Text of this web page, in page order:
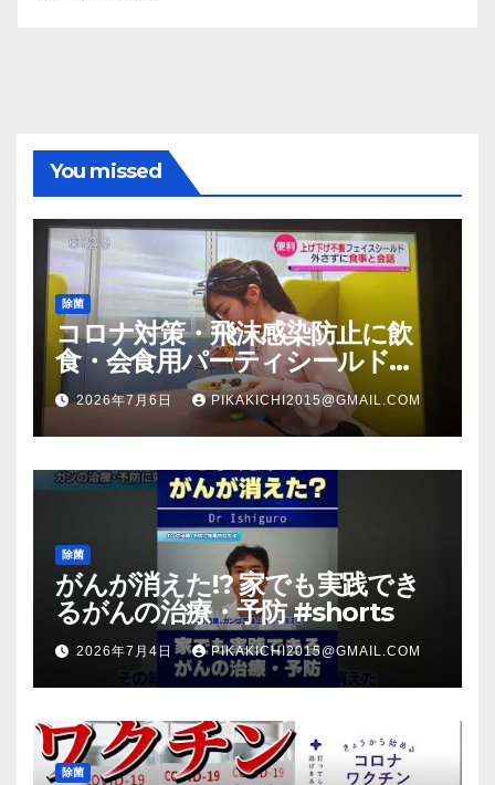
You missed
除菌
コロナ対策・飛沫感染防止に飲
食・会食用パーティシールド
（マスク会食代替品）ＦＢＣ福井
放送のＴＶ番組での紹介映像
2026年7月6日 PIKAKICHI2015@GMAIL.COM
除菌
がんが消えた!? 家でも実践でき
るがんの治療・予防 #shorts
2026年7月4日 PIKAKICHI2015@GMAIL.COM
除菌